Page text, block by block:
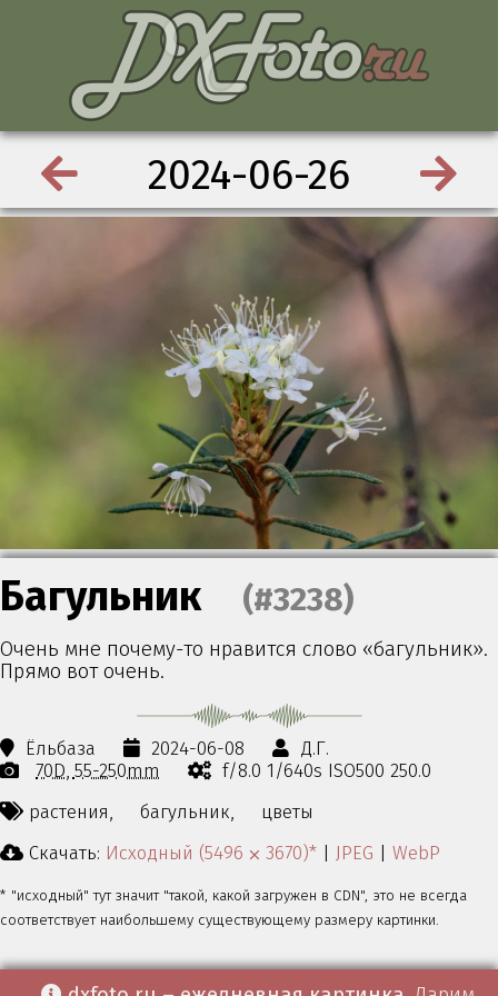
2024-06-26
Багульник (#3238)
Очень мне почему-то нравится слово «багульник».
Прямо вот очень.
Ёльбаза 2024-06-08
Д.Г.
70D 55-250mm
f/8.0 1/640s ISO500 250.0
растения,
багульник,
цветы
Скачать: Исходный (5496 ⨉ 3670)* | JPEG | WebP
* "исходный" тут значит "такой, какой загружен в CDN", это не всегда
соответствует наибольшему существующему размеру картинки.